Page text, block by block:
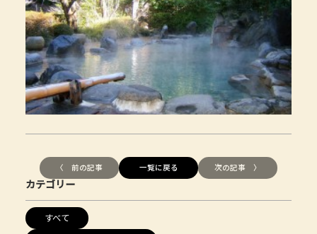
〈 前の記事 一覧に戻る 次の記事 〉
カテゴリー
すべて